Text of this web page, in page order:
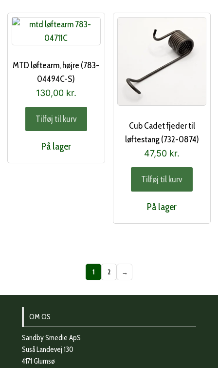
MTD løftearm, højre (783-
04494C-S)
130,00 kr.
Tilføj til kurv
På lager
Cub Cadet fjeder til
løftestang (732-0874)
47,50 kr.
Tilføj til kurv
På lager
1 2 →
OM OS
Sandby Smedie ApS
Suså Landevej 130
4171 Glumsø